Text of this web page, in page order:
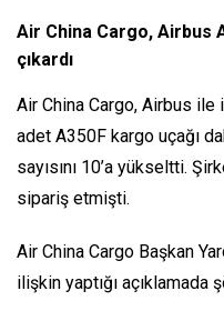
Air China Cargo, Airbus
çıkardı
Air China Cargo, Airbus ile
adet A350F kargo uçağı
sayısını 10’a yükseltti.
sipariş etmişti.
Air China Cargo Başkan
ilişkin yaptığı açıklamada